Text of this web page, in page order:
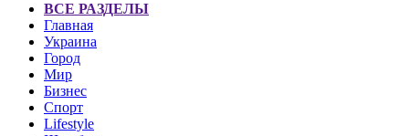
ВСЕ РАЗДЕЛЫ
Главная
Украина
Город
Мир
Бизнес
Спорт
Lifestyle